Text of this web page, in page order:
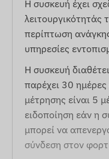
Η συσκευή έχει
περίπτωση
υπηρεσίες
Η συσκευή
παρέχει 30
μέτρησης είναι 5
ειδοποίηση εάν η
μπορεί να
σύνδεση στον